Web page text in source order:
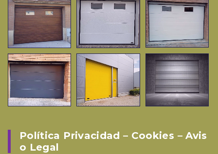
Política Privacidad – Cookies – Avis
O Legal